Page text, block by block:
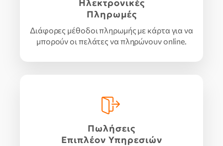
Ηλεκτρονικές
Πληρωμές
Διάφορες μέθοδοι πληρωμής με κάρτα για να
μπορούν οι πελάτες να πληρώνουν online.
Πωλήσεις
Επιπλέον Υπηρεσιών